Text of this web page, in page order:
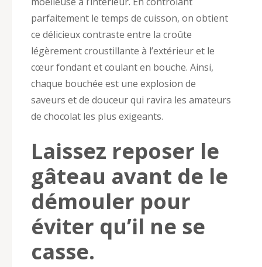
parfaitement le temps de cuisson, on obtient
ce délicieux contraste entre la croûte
légèrement croustillante à l’extérieur et le
cœur fondant et coulant en bouche. Ainsi,
chaque bouchée est une explosion de
saveurs et de douceur qui ravira les amateurs
de chocolat les plus exigeants.
Laissez reposer le
gâteau avant de le
démouler pour
éviter qu’il ne se
casse.